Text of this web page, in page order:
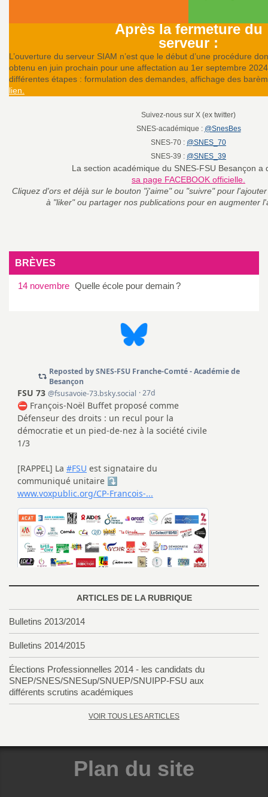
c
o
n
d
d
e
r
é
l
a
T
o
u
s
Après la fermeture du
serveur :
L’ouverture du serveur SIAM n’est que le début d’une procédure
obtenu en juin prochain pour une affectation au 1er septembre
différentes étapes : formulation des demandes, affichage des
lien.
Suivez-nous sur X (ex twitter)
SNES-académique : @SnesBes
SNES-70 : @SNES_70
SNES-39 : @SNES_39
La section académique du SNES-FSU Besançon a
sa page FACEBOOK officielle.
Cliquez d'ors et déjà sur le bouton "j'aime" ou "suivre" pour
à "liker" ou partager nos publications pour en augmenter
BRÈVES
14 novembre Quelle école pour demain?
ARTICLES DE LA RUBRIQUE
Bulletins 2013/2014
Bulletins 2014/2015
Élections Professionnelles 2014 - les candidats du
SNEP/SNES/SNESup/SNUEP/SNUIPP-FSU aux
différents scrutins académiques
VOIR TOUS LES ARTICLES
Plan du site